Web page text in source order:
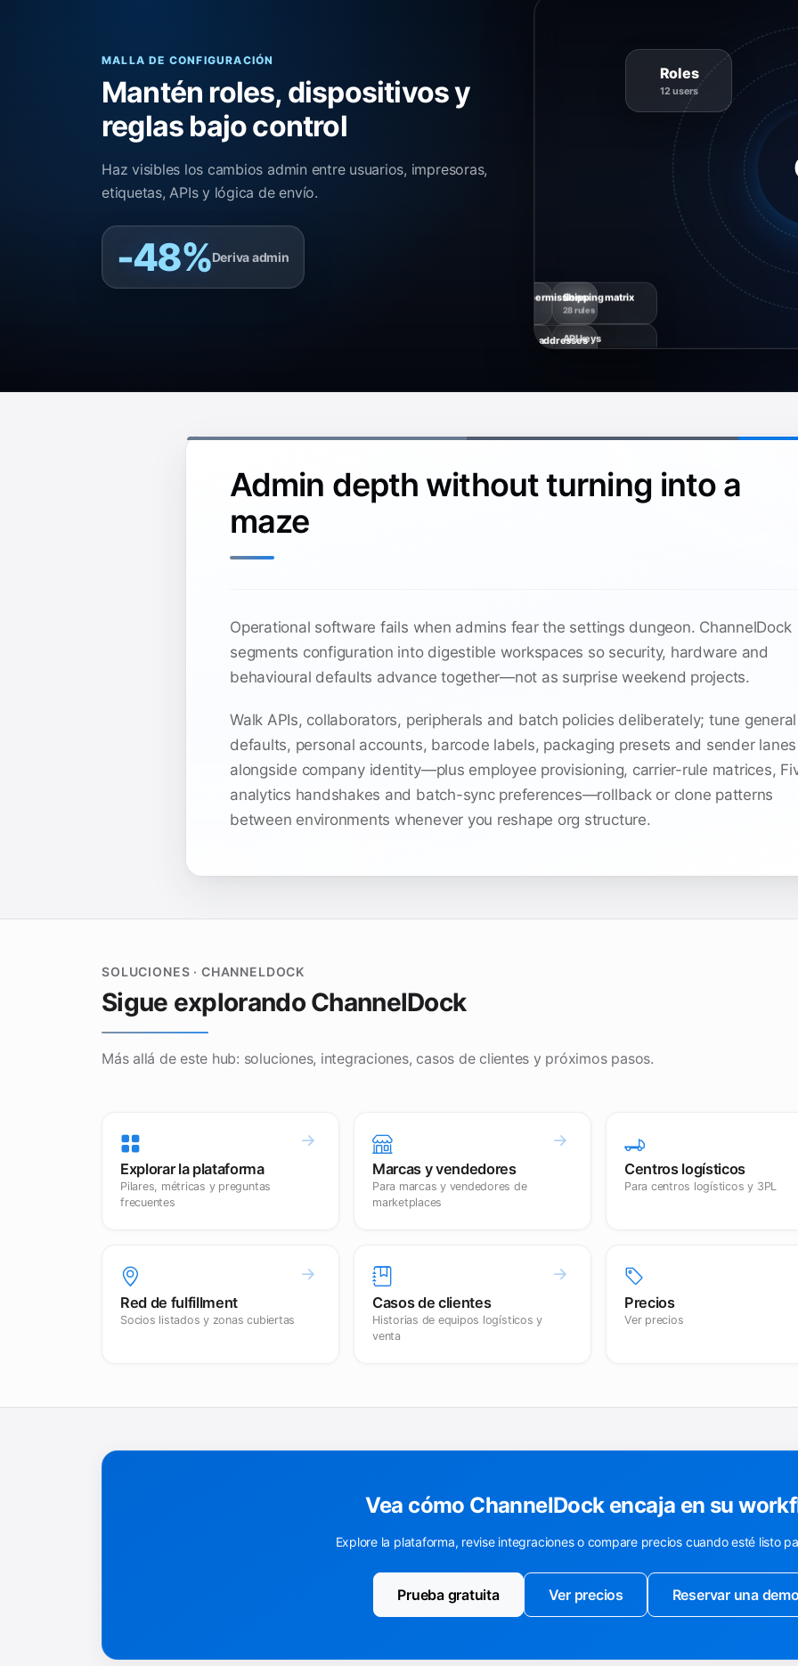
MALLA DE CONFIGURACIÓN
Mantén roles, dispositivos y
reglas bajo control
Haz visibles los cambios admin entre usuarios, impresoras,
etiquetas, APIs y lógica de envío.
-48%Deriva admin
Roles
12 users
API keys
4 live
Shipping matrix
28 rules
Sender addresses
Team permissions
Admin depth without turning into a
maze
Operational software fails when admins fear the settings dungeon. ChannelDock
segments configuration into digestible workspaces so security, hardware and
behavioural defaults advance together—not as surprise weekend projects.
Walk APIs, collaborators, peripherals and batch policies deliberately; tune general
defaults, personal accounts, barcode labels, packaging presets and sender lanes
alongside company identity—plus employee provisioning, carrier-rule matrices,
analytics handshakes and batch-sync preferences—rollback or clone patterns
between environments whenever you reshape org structure.
SOLUCIONES · CHANNELDOCK
Sigue explorando ChannelDock
Más allá de este hub: soluciones, integraciones, casos de clientes y próximos pasos.
Explorar la plataforma
Pilares, métricas y preguntas
frecuentes
Marcas y vendedores
Para marcas y vendedores de
marketplaces
Centros logísticos
Para centros logísticos y 3PL
Red de fulfillment
Socios listados y zonas cubiertas
Casos de clientes
Historias de equipos logísticos y
venta
Precios
Ver precios
Vea cómo ChannelDock encaja en su
Explore la plataforma, revise integraciones o compare precios cuando esté listo
Prueba gratuita Ver precios Reservar una